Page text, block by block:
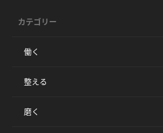
カテゴリー
働く
整える
磨く